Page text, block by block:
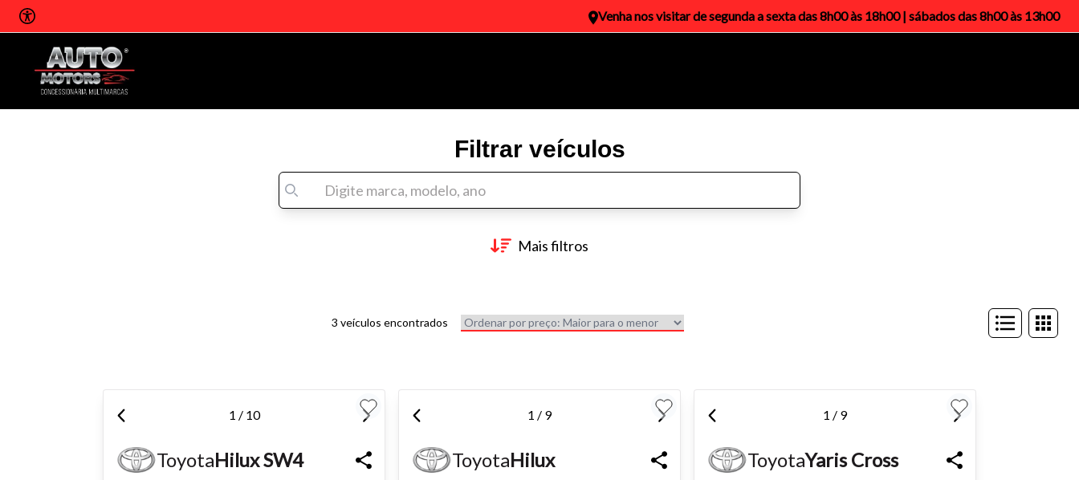
Venha nos visitar de segunda a sexta das 8h00 às 18h00 | sábados das 8h00 às 13h00
Filtrar veículos
Mais filtros
3 veículos encontrados
1 / 10
ToyotaHilux SW4
1 / 9
ToyotaHilux
1 / 9
ToyotaYaris Cross